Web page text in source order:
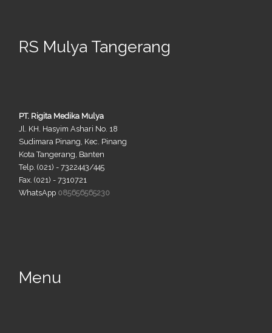
RS Mulya Tangerang
PT. Rigita Medika Mulya
Jl. KH. Hasyim Ashari No. 18
Sudimara Pinang, Kec. Pinang
Kota Tangerang, Banten
Telp. (021) - 7322443/445
Fax. (021) - 7310721
WhatsApp 085656565230
Menu